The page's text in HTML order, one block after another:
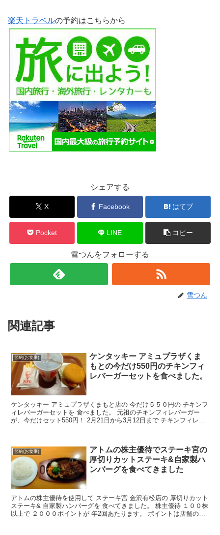
楽天トラベルの予約はこちらから
シェアする
X Facebook はてブ
Pocket LINE コピー
雪つんをフォローする
雪つん
関連記事
節約(お食事)
ケンタッキー アミュプラザくま
もとの今だけ550円のチキンフィ
レバーガーセットを食べました。
ケンタッキー アミュプラザくまもと店の 今だけ５５０円の チキンフ
ィレバーガーセットを 食べました。 元祖のチキンフィレバーガー
が、今だけセット550円！ 2月21日から3月12日まで チキンフィレバ
節約(お食事)
アトムの株主優待でステーキ宮の
厚切りカットステーキ&自家製ハ
ンバーグを食べてきました
アトムの株主優待を使用して ステーキ宮 金沢有松店の 厚切りカット
ステーキ& 自家製ハンバーグを 食べてきました。 株主優待 １００株
以上で ２０００ポイントが 年2回あたります。 ポイントは店舗の食